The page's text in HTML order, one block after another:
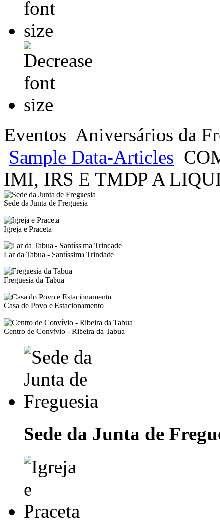
Eventos Aniversários da
Sample Data-Articles
IMI, IRS E TMDP A
Sede da Junta de Freguesia
Igreja e Praceta
Lar da Tabua - Santíssima Trindade
Freguesia da Tabua
Casa do Povo e Estacionamento
Centro de Convívio - Ribeira da Tabua
Sede da Junta de